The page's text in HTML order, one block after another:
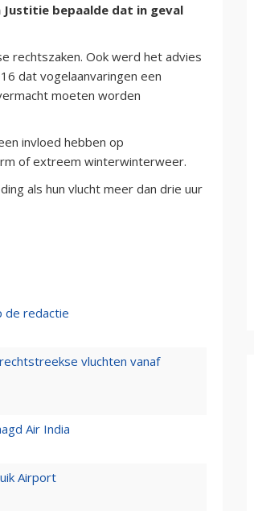
Justitie bepaalde dat in geval
rechtszaken. Ook werd het advies
dat vogelaanvaringen een
moeten worden
invloed hebben op
of extreem winterwinterweer.
als hun vlucht meer dan drie uur
de redactie
vluchten vanaf
Air India
Airport